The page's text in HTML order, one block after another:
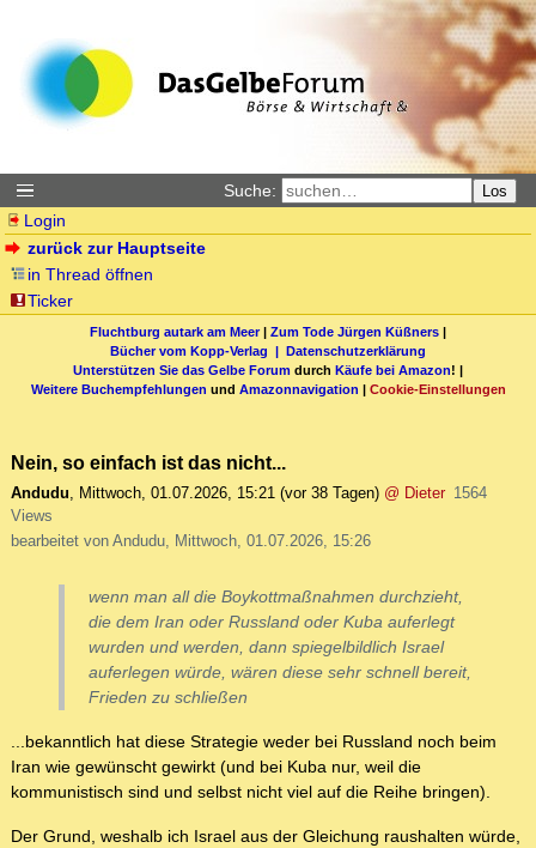
Suche: Los
Login
zurück zur Hauptseite
in Thread öffnen
Ticker
Fluchtburg autark am Meer| Zum Tode Jürgen Küßners |
Bücher vom Kopp-Verlag | Datenschutzerklärung
Unterstützen Sie das Gelbe Forum durch Käufe bei Amazon! |
Weitere Buchempfehlungen und Amazonnavigation | Cookie-Einstellungen
Nein, so einfach ist das nicht...
Andudu, Mittwoch, 01.07.2026, 15:21 (vor 38 Tagen) @ Dieter 1564
Views
bearbeitet von Andudu, Mittwoch, 01.07.2026, 15:26
wenn man all die Boykottmaßnahmen durchzieht,
die dem Iran oder Russland oder Kuba auferlegt
wurden und werden, dann spiegelbildlich Israel
auferlegen würde, wären diese sehr schnell bereit,
Frieden zu schließen
...bekanntlich hat diese Strategie weder bei Russland noch beim
Iran wie gewünscht gewirkt (und bei Kuba nur, weil die
kommunistisch sind und selbst nicht viel auf die Reihe bringen).
Der Grund, weshalb ich Israel aus der Gleichung raushalten würde,